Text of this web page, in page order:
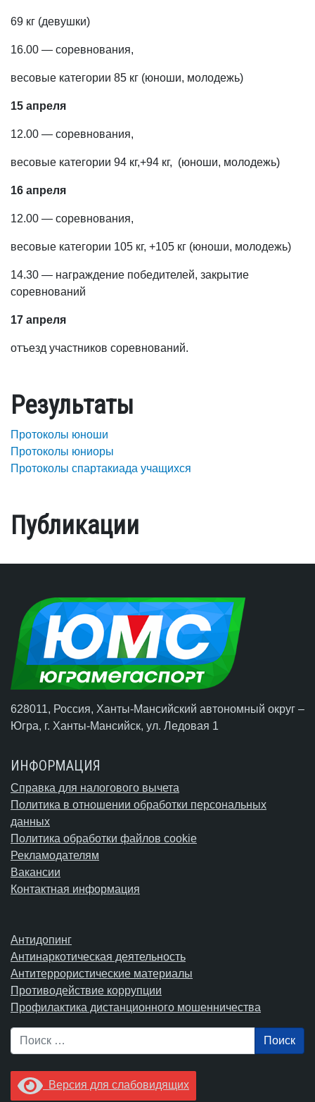
69 кг (девушки)
16.00 — соревнования,
весовые категории 85 кг (юноши, молодежь)
15 апреля
12.00 — соревнования,
весовые категории 94 кг,+94 кг, (юноши, молодежь)
16 апреля
12.00 — соревнования,
весовые категории 105 кг, +105 кг (юноши, молодежь)
14.30 — награждение победителей, закрытие
соревнований
17 апреля
отъезд участников соревнований.
Результаты
Протоколы юноши
Протоколы юниоры
Протоколы спартакиада учащихся
Публикации
628011, Россия, Ханты-Мансийский автономный округ –
Югра, г. Ханты-Мансийск, ул. Ледовая 1
ИНФОРМАЦИЯ
Справка для налогового вычета
Политика в отношении обработки персональных
данных
Политика обработки файлов cookie
Рекламодателям
Вакансии
Контактная информация
Антидопинг
Антинаркотическая деятельность
Антитеррористические материалы
Противодействие коррупции
Профилактика дистанционного мошенничества
Поиск
Версия для слабовидящих